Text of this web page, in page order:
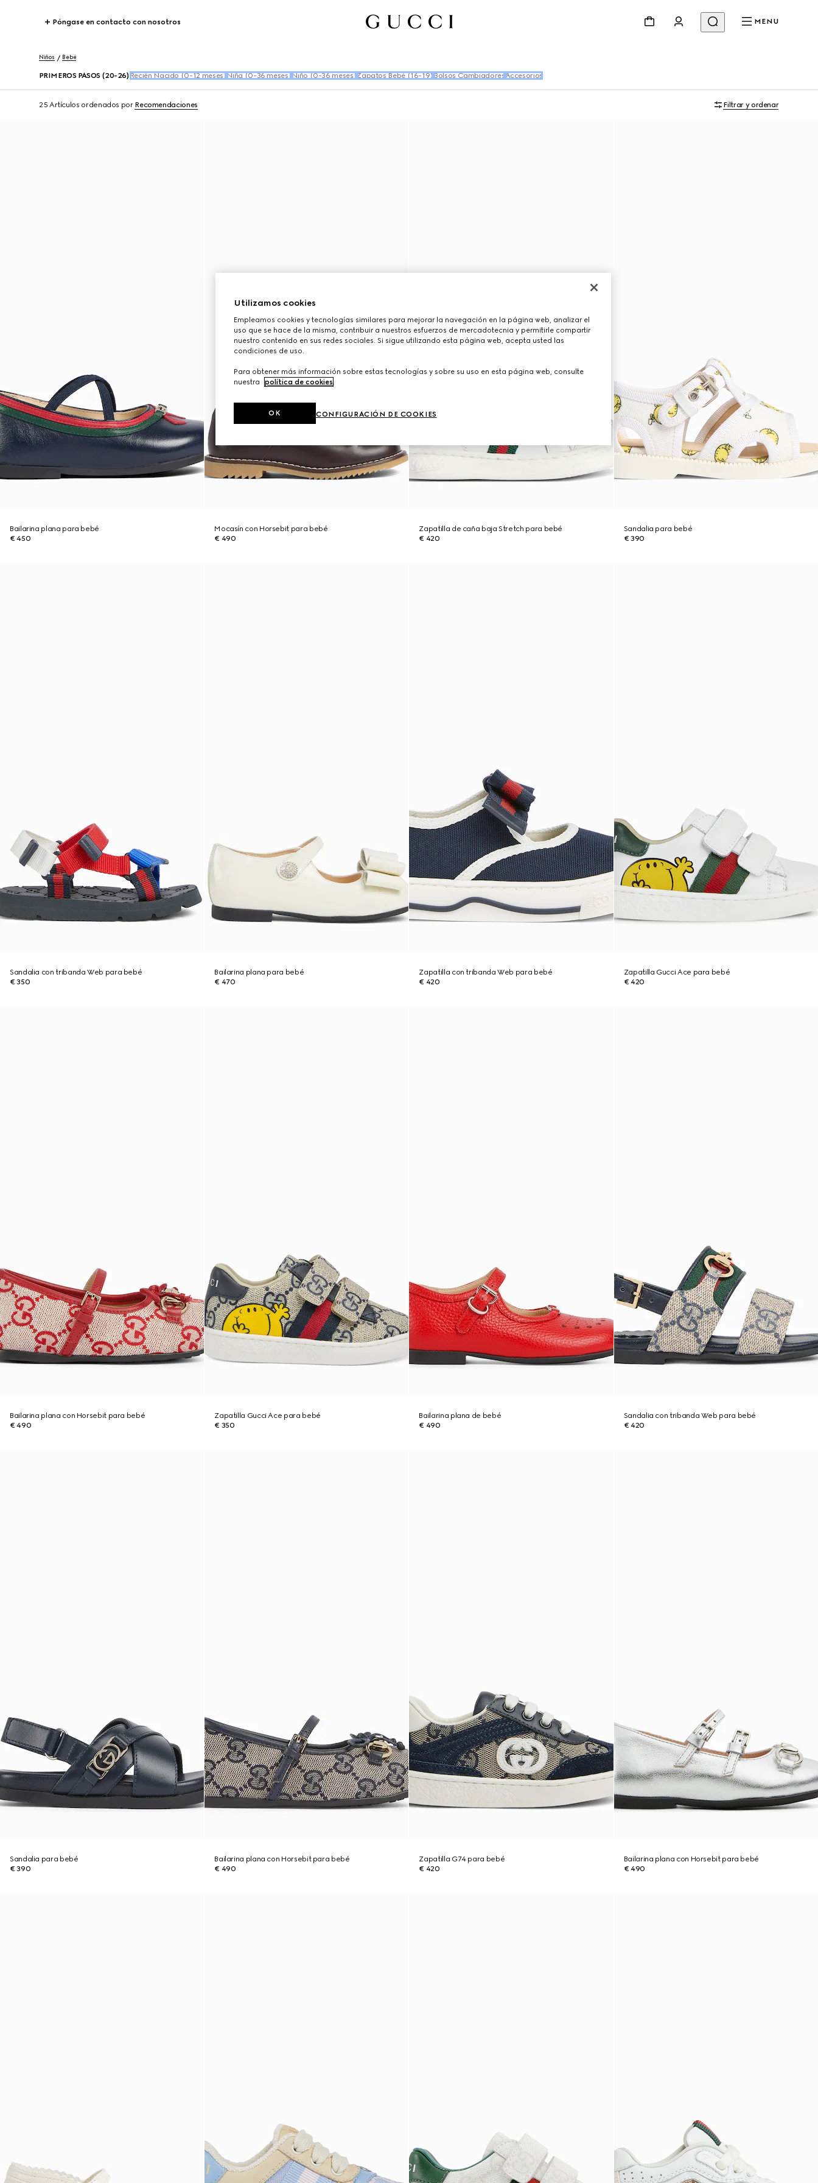
Póngase en contacto con nosotros MENU
Niños Bebé
PRIMEROS PASOS (20-26) Recién Nacido (0-12 meses) Niña (0-36 meses) Niño (0-36 meses) Zapatos Bebé (16-19) Bolsos Cambiadores Accesorios
25 Artículos ordenados por Recomendaciones Filtrar y ordenar
Bailarina plana para bebé
€ 450
Mocasín con Horsebit para bebé
€ 490
Zapatilla de caña baja Stretch para bebé
€ 420
Sandalia para bebé
€ 390
Sandalia con tribanda Web para bebé
€ 350
Bailarina plana para bebé
€ 470
Zapatilla con tribanda Web para bebé
€ 420
Zapatilla Gucci Ace para bebé
€ 420
Bailarina plana con Horsebit para bebé
€ 490
Zapatilla Gucci Ace para bebé
€ 350
Bailarina plana de bebé
€ 490
Sandalia con tribanda Web para bebé
€ 420
Sandalia para bebé
€ 390
Bailarina plana con Horsebit para bebé
€ 490
Zapatilla G74 para bebé
€ 420
Bailarina plana con Horsebit para bebé
€ 490
Utilizamos cookies
Empleamos cookies y tecnologías similares para mejorar la navegación en la página web, analizar el
uso que se hace de la misma, contribuir a nuestros esfuerzos de mercadotecnia y permitirle compartir
nuestro contenido en sus redes sociales. Si sigue utilizando esta página web, acepta usted las
condiciones de uso.
Para obtener más información sobre estas tecnologías y sobre su uso en esta página web, consulte
nuestra
política de cookies.
CONFIGURACIÓN DE COOKIES
OK